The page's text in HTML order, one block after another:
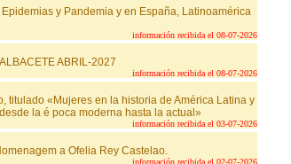
y Pandemia y en España, Latinoamérica
información recibida el 08-07-2026
ABRIL-2027
información recibida el 08-07-2026
titulado «Mujeres en la historia de América Latina y
la é poca moderna hasta la actual»
información recibida el 03-07-2026
a Ofelia Rey Castelao.
información recibida el 02-07-2026